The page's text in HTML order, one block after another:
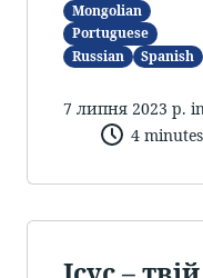
Mongolian
Portuguese
Russian
Spanish
7 липня 2023 р.
4 minutes